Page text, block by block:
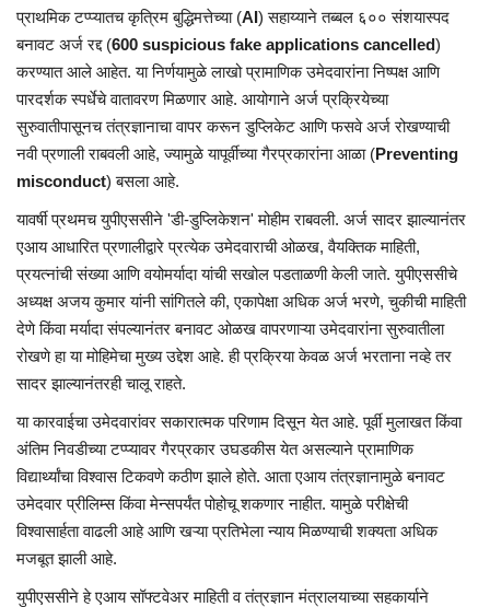
प्राथमिक टप्प्यातच कृत्रिम बुद्धिमत्तेच्या (AI) सहाय्याने तब्बल ६०० संशयास्पद
बनावट अर्ज रद्द (600 suspicious fake applications cancelled)
करण्यात आले आहेत. या निर्णयामुळे लाखो प्रामाणिक उमेदवारांना निष्पक्ष आणि
पारदर्शक स्पर्धेचे वातावरण मिळणार आहे. आयोगाने अर्ज प्रक्रियेच्या
सुरुवातीपासूनच तंत्रज्ञानाचा वापर करून डुप्लिकेट आणि फसवे अर्ज रोखण्याची
नवी प्रणाली राबवली आहे, ज्यामुळे यापूर्वीच्या गैरप्रकारांना आळा (Preventing
misconduct) बसला आहे.
यावर्षी प्रथमच युपीएससीने 'डी-डुप्लिकेशन' मोहीम राबवली. अर्ज सादर झाल्यानंतर
एआय आधारित प्रणालीद्वारे प्रत्येक उमेदवाराची ओळख, वैयक्तिक माहिती,
प्रयत्नांची संख्या आणि वयोमर्यादा यांची सखोल पडताळणी केली जाते. युपीएससीचे
अध्यक्ष अजय कुमार यांनी सांगितले की, एकापेक्षा अधिक अर्ज भरणे, चुकीची माहिती
देणे किंवा मर्यादा संपल्यानंतर बनावट ओळख वापरणाऱ्या उमेदवारांना सुरुवातीला
रोखणे हा या मोहिमेचा मुख्य उद्देश आहे. ही प्रक्रिया केवळ अर्ज भरताना नव्हे तर
सादर झाल्यानंतरही चालू राहते.
या कारवाईचा उमेदवारांवर सकारात्मक परिणाम दिसून येत आहे. पूर्वी मुलाखत किंवा
अंतिम निवडीच्या टप्प्यावर गैरप्रकार उघडकीस येत असल्याने प्रामाणिक
विद्यार्थ्यांचा विश्वास टिकवणे कठीण झाले होते. आता एआय तंत्रज्ञानामुळे बनावट
उमेदवार प्रीलिम्स किंवा मेन्सपर्यंत पोहोचू शकणार नाहीत. यामुळे परीक्षेची
विश्वासार्हता वाढली आहे आणि खऱ्या प्रतिभेला न्याय मिळण्याची शक्यता अधिक
मजबूत झाली आहे.
युपीएससीने हे एआय सॉफ्टवेअर माहिती व तंत्रज्ञान मंत्रालयाच्या सहकार्याने